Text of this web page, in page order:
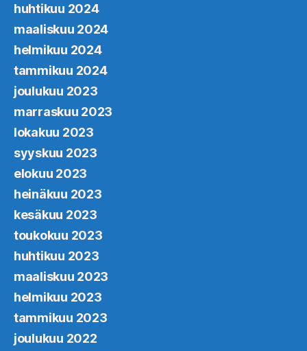
huhtikuu 2024
maaliskuu 2024
helmikuu 2024
tammikuu 2024
joulukuu 2023
marraskuu 2023
lokakuu 2023
syyskuu 2023
elokuu 2023
heinäkuu 2023
kesäkuu 2023
toukokuu 2023
huhtikuu 2023
maaliskuu 2023
helmikuu 2023
tammikuu 2023
joulukuu 2022